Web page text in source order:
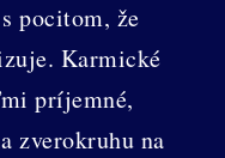
pocitom, že
Karmické
príjemné,
zverokruhu na